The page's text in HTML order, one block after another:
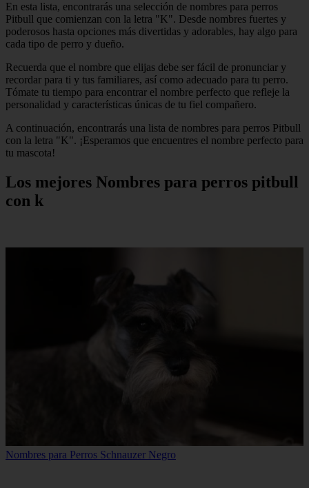
En esta lista, encontrarás una selección de nombres para perros
Pitbull que comienzan con la letra "K". Desde nombres fuertes y
poderosos hasta opciones más divertidas y adorables, hay algo para
cada tipo de perro y dueño.
Recuerda que el nombre que elijas debe ser fácil de pronunciar y
recordar para ti y tus familiares, así como adecuado para tu perro.
Tómate tu tiempo para encontrar el nombre perfecto que refleje la
personalidad y características únicas de tu fiel compañero.
A continuación, encontrarás una lista de nombres para perros Pitbull
con la letra "K". ¡Esperamos que encuentres el nombre perfecto para
tu mascota!
Los mejores Nombres para perros pitbull
con k
Nombres para Perros Schnauzer Negro